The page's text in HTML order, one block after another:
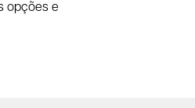
opções e
para superar